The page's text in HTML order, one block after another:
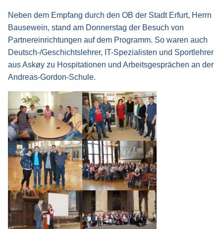
Neben dem Empfang durch den OB der Stadt Erfurt, Herrn
Bausewein, stand am Donnerstag der Besuch von
Partnereinrichtungen auf dem Programm. So waren auch
Deutsch-/Geschichtslehrer, IT-Spezialisten und Sportlehrer
aus Askøy zu Hospitationen und Arbeitsgesprächen an der
Andreas-Gordon-Schule.